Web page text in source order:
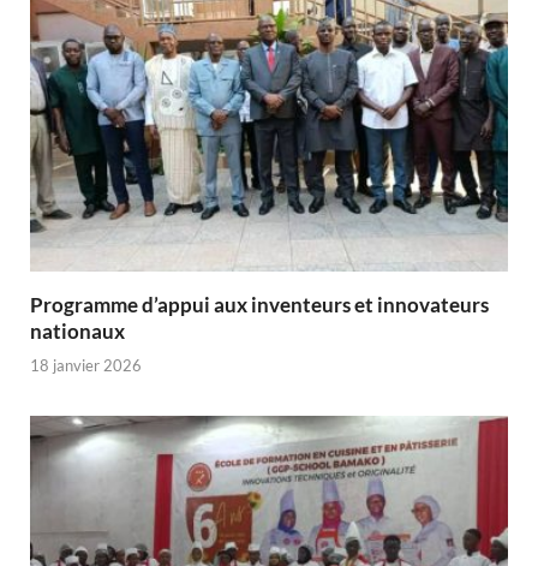
Programme d’appui aux inventeurs et innovateurs
nationaux
18 janvier 2026